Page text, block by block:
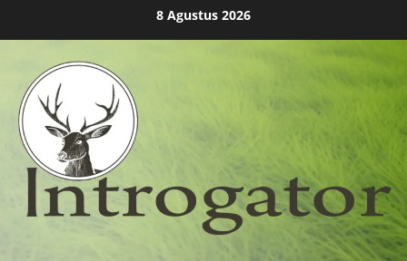
8 Agustus 2026